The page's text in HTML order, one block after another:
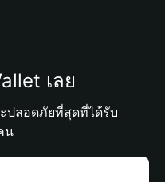
เลย
ปลอดภัยที่สุดที่ได้รับ
น